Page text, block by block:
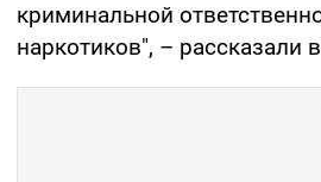
криминальной
наркотиков", – рассказали